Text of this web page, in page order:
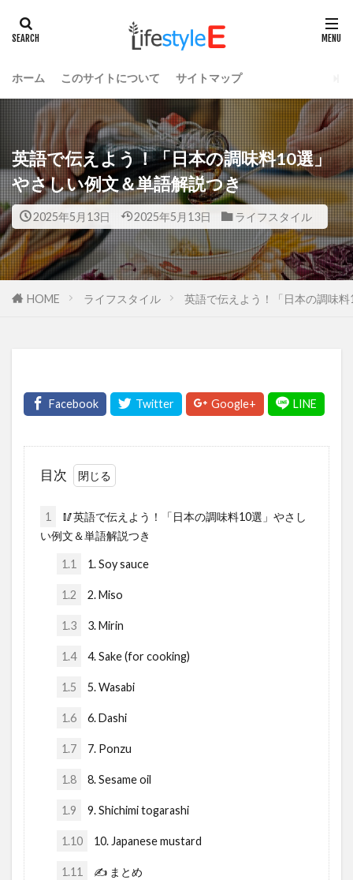
ホーム このサイトについて サイトマップ
英語で伝えよう！「日本の調味料10選」
やさしい例文＆単語解説つき
2025年5月13日 2025年5月13日 ライフスタイル
HOME ライフスタイル 英語で伝えよう！「日本の調味
目次
1
🥢英語で伝えよう！「日本の調味料10選」やさし
い例文＆単語解説つき
1.1 1. Soy sauce
1.2 2. Miso
1.3 3. Mirin
1.4 4. Sake (for cooking)
1.5 5. Wasabi
1.6 6. Dashi
1.7 7. Ponzu
1.8 8. Sesame oil
1.9 9. Shichimi togarashi
1.10 10. Japanese mustard
1.11 ✍️ まとめ